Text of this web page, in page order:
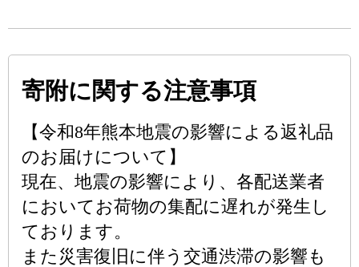
寄附に関する注意事項
【令和8年熊本地震の影響による返礼品
のお届けについて】
現在、地震の影響により、各配送業者
においてお荷物の集配に遅れが発生し
ております。
また災害復旧に伴う交通渋滞の影響も